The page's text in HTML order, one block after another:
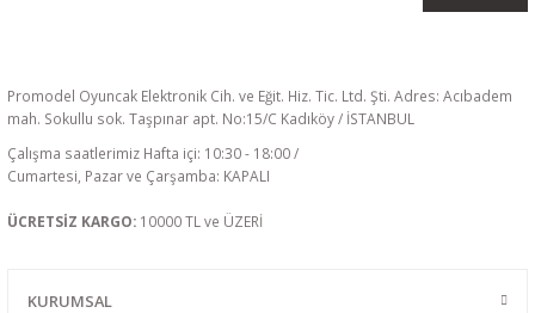
Promodel Oyuncak Elektronik Cih. ve Eğit. Hiz. Tic. Ltd. Şti. Adres: Acıbadem
mah. Sokullu sok. Taşpınar apt. No:15/C Kadıköy / İSTANBUL
Çalışma saatlerimiz Hafta içi: 10:30 - 18:00 /
Cumartesi, Pazar ve Çarşamba: KAPALI
ÜCRETSİZ KARGO: 10000 TL ve ÜZERİ
KURUMSAL